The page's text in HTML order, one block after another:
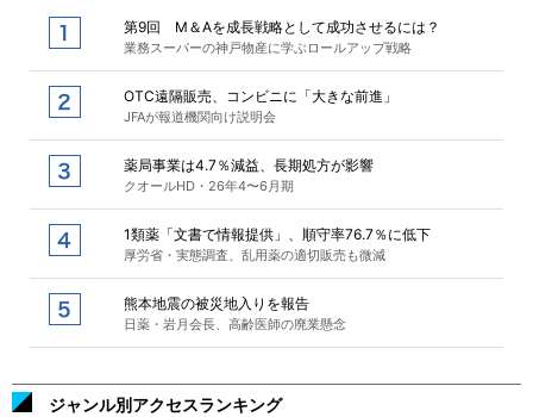
第9回 M＆Aを成長戦略として成功させるには？
業務スーパーの神戸物産に学ぶロールアップ戦略
OTC遠隔販売、コンビニに「大きな前進」
JFAが報道機関向け説明会
薬局事業は4.7％減益、長期処方が影響
クオールHD・26年4〜6月期
1類薬「文書で情報提供」、順守率76.7％に低下
厚労省・実態調査、乱用薬の適切販売も微減
熊本地震の被災地入りを報告
日薬・岩月会長、高齢医師の廃業懸念
ジャンル別アクセスランキング